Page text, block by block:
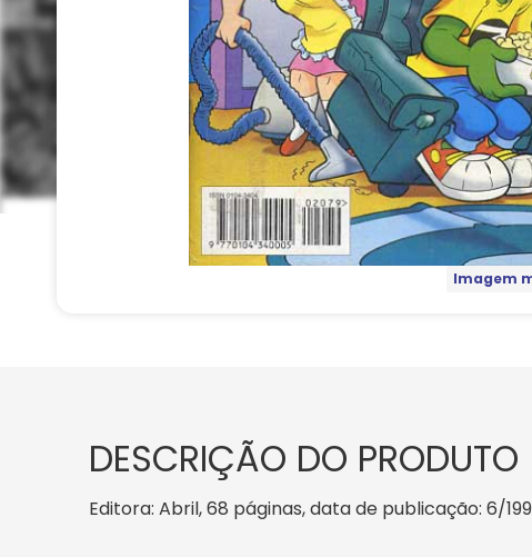
Imagem
DESCRIÇÃO DO PRODUTO
Editora: Abril, 68 páginas, data de publicação: 6/